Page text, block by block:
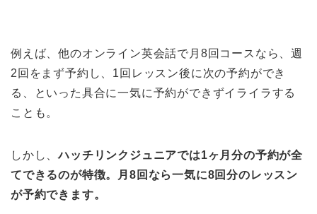
例えば、他のオンライン英会話で月8回コースなら、週
2回をまず予約し、1回レッスン後に次の予約ができ
る、といった具合に一気に予約ができずイライラする
ことも。
しかし、ハッチリンクジュニアでは1ヶ月分の予約が全
てできるのが特徴。月8回なら一気に8回分のレッスン
が予約できます。